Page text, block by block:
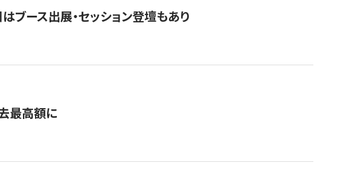
ブース出展・セッション登壇もあり
最高額に